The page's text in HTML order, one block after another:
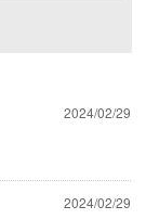
2024/02/29
2024/02/29